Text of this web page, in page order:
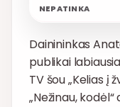
NEPATINKA
Dainininkas
publikai
TV šou „Kelias į
„Nežinau, kodėl“